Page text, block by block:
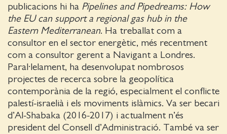
publicacions hi ha Pipelines and Pipedreams: How
the EU can support a regional gas hub in the
Eastern Mediterranean. Ha treballat com a
consultor en el sector energètic, més recentment
com a consultor gerent a Navigant a Londres.
Paral·lelament, ha desenvolupat nombrosos
projectes de recerca sobre la geopolítica
contemporània de la regió, especialment el conflicte
palestí-israelià i els moviments islàmics. Va ser becari
d’Al-Shabaka (2016-2017) i actualment n’és
president del Consell d’Administració. També va ser